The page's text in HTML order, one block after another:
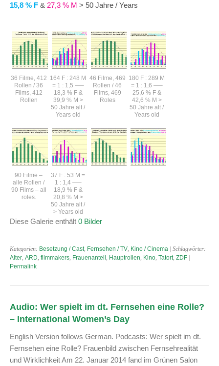
15,8 % F & 27,3 % M > 50 Jahre / Years
36 Filme, 412
Rollen / 36
Films, 412
Rollen
164 F : 248 M
= 1 : 1,5 —–
18,3 % F &
39,9 % M >
50 Jahre alt /
Years old
46 Filme, 469
Rollen / 46
Films, 469
Roles
180 F : 289 M
= 1 : 1,6 —–
25,6 % F &
42,6 % M >
50 Jahre alt /
Years old
90 Filme –
alle Rollen /
90 Films – all
roles.
37 F : 53 M =
1 : 1,4 —–
18,9 % F &
20,8 % M >
50 Jahre alt /
> Years old
Diese Galerie enthält 0 Bilder
Kategorien: Besetzung / Cast, Fernsehen / TV, Kino / Cinema | Schlagwörter:
Alter, ARD, filmmakers, Frauenanteil , Hauptrollen, Kino, Tatort, ZDF
Permalink
Audio: Wer spielt im dt. Fernsehen eine Rolle?
– International Women’s Day
English Version follows German. Podcasts: Wer spielt im dt.
Fernsehen eine Rolle? Frauenbild zwischen Fernsehrealität
und Wirklichkeit Am 22. Januar 2014 fand im Grünen Salon